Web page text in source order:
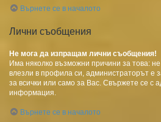
Върнете се в началото
Лични съобщения
Не мога да изпращам лични съобщения!
Има няколко възможни причини за това:
влезли в профила си, администраторът е
за всички или само за Вас. Свържете се с
информация.
Върнете се в началото